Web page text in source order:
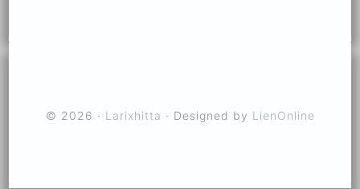
© 2026 · Larixhitta · Designed by LienOnline